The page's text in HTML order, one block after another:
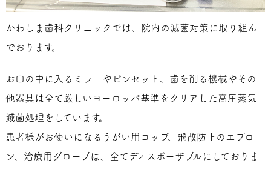
かわしま歯科クリニックでは、院内の滅菌対策に取り組ん
でおります。
お口の中に入るミラーやピンセット、歯を削る機械やその
他器具は全て厳しいヨーロッパ基準をクリアした高圧蒸気
滅菌処理をしています。
患者様がお使いになるうがい用コップ、飛散防止のエプロ
ン、治療用グローブは、全てディスポーザブルにしておりま